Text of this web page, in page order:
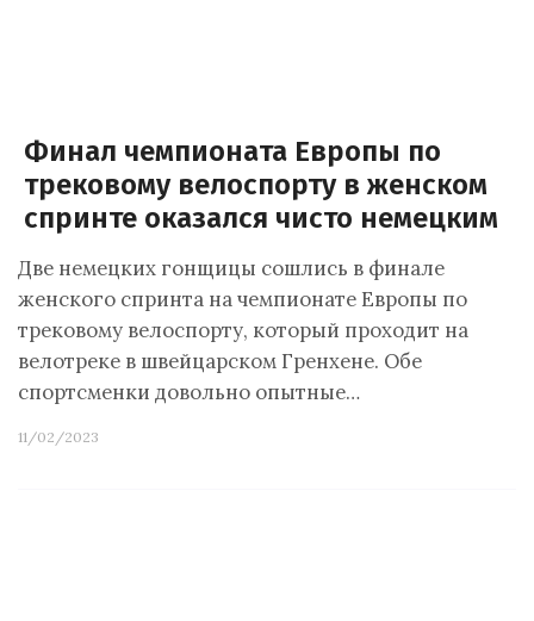
Финал чемпионата Европы по
трековому велоспорту в женском
спринте оказался чисто немецким
Две немецких гонщицы сошлись в финале
женского спринта на чемпионате Европы по
трековому велоспорту, который проходит на
велотреке в швейцарском Гренхене. Обе
спортсменки довольно опытные…
11/02/2023